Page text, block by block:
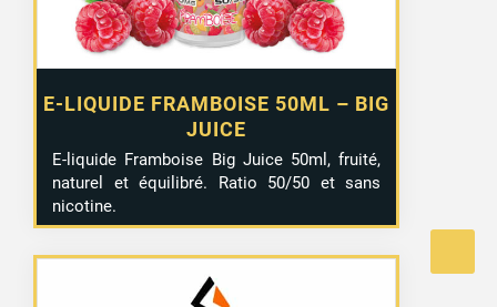
E-LIQUIDE FRAMBOISE 50ML – BIG
JUICE
E-liquide Framboise Big Juice 50ml, fruité,
naturel et équilibré. Ratio 50/50 et sans
nicotine.